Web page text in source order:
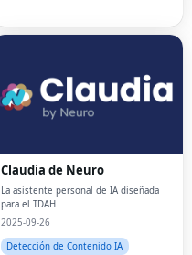
Claudia de Neuro
La asistente personal de IA diseñada
para el TDAH
2025-09-26
Detección de Contenido IA